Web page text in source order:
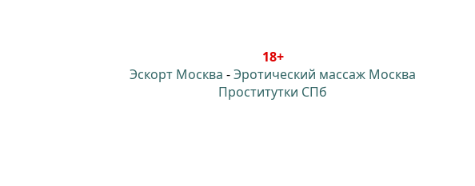
18+
Эскорт Москва -Эротический массаж Москва
Проститутки СПб